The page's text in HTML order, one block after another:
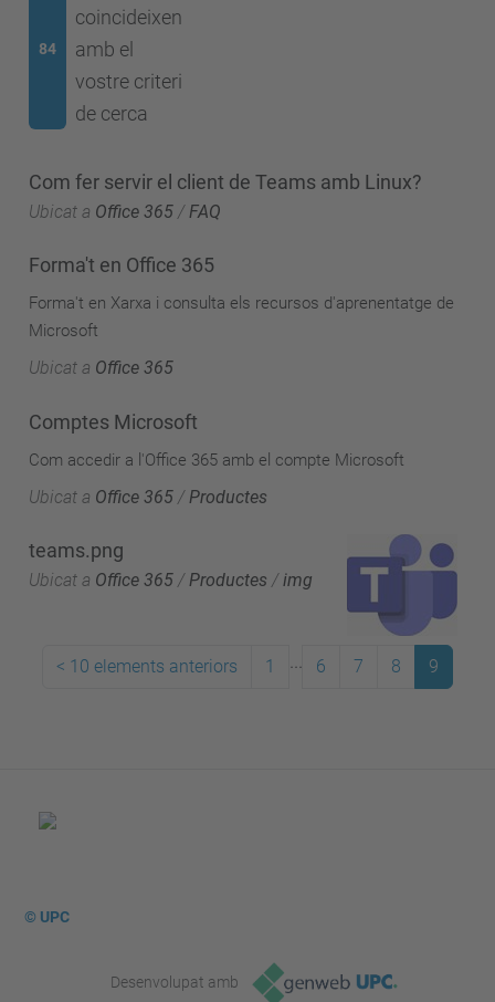
84
coincideixen
amb el
vostre criteri
de cerca
Com fer servir el client de Teams amb Linux?
Ubicat a Office 365 / FAQ
Forma't en Office 365
Forma't en Xarxa i consulta els recursos d'aprenentatge de
Microsoft
Ubicat a Office 365
Comptes Microsoft
Com accedir a l'Office 365 amb el compte Microsoft
Ubicat a Office 365 / Productes
teams.png
Ubicat a Office 365 /Productes /img
< 10 elements anteriors 1 6 7 8 9
© UPC
Desenvolupat amb